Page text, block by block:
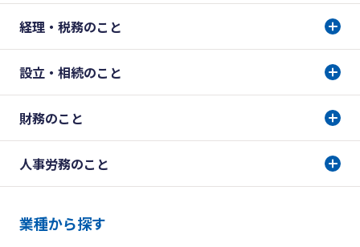
経理・税務のこと
設立・相続のこと
財務のこと
人事労務のこと
業種から探す